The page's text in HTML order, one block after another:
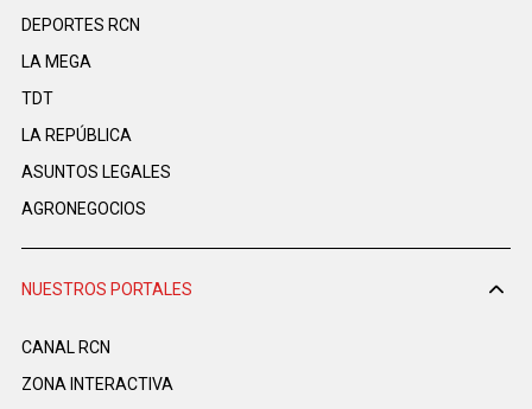
DEPORTES RCN
LA MEGA
TDT
LA REPÚBLICA
ASUNTOS LEGALES
AGRONEGOCIOS
NUESTROS PORTALES
CANAL RCN
ZONA INTERACTIVA